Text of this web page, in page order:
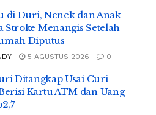
di Duri, Nenek dan Anak
Stroke Menangis Setelah
Diputus
5 AGUSTUS 2026 0
Ditangkap Usai Curi
Kartu ATM dan Uang